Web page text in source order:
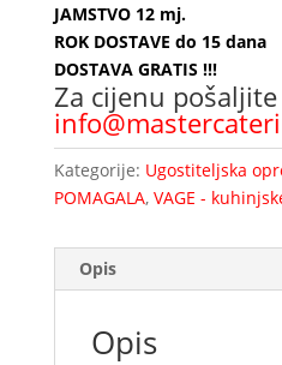
JAMSTVO 12 mj.
ROK DOSTAVE do 15 dana
DOSTAVA GRATIS !!!
Za cijenu
Kategorije: Ugostiteljska
POMAGALA, VAGE -
Opis
Opis